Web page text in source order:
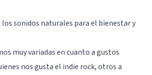
los sonidos naturales para el bienestar y
muy variadas en cuanto a gustos
nos gusta el indie rock, otros a